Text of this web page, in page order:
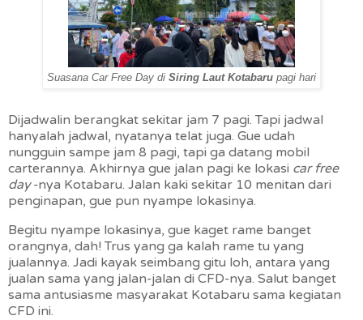
Suasana Car Free Day di Siring Laut Kotabaru pagi hari
Dijadwalin berangkat sekitar jam 7 pagi. Tapi jadwal
hanyalah jadwal, nyatanya telat juga. Gue udah
nungguin sampe jam 8 pagi, tapi ga datang mobil
carterannya. Akhirnya gue jalan pagi ke lokasi car free
day-nya Kotabaru. Jalan kaki sekitar 10 menitan dari
penginapan, gue pun nyampe lokasinya.
Begitu nyampe lokasinya, gue kaget rame banget
orangnya, dah! Trus yang ga kalah rame tu yang
jualannya. Jadi kayak seimbang gitu loh, antara yang
jualan sama yang jalan-jalan di CFD-nya. Salut banget
sama antusiasme masyarakat Kotabaru sama kegiatan
CFD ini.